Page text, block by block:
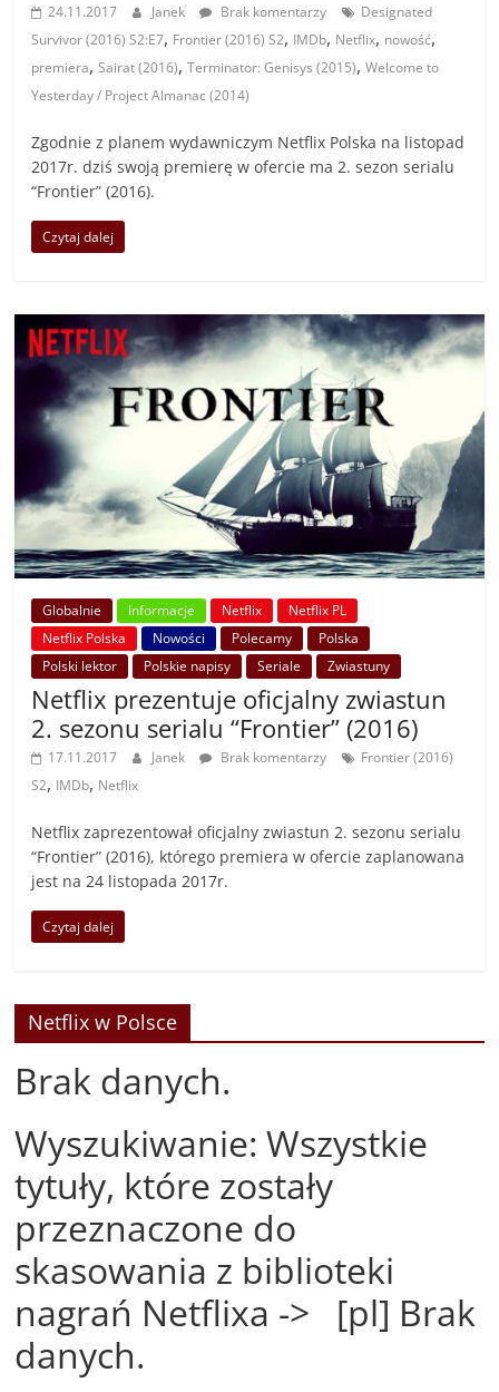
24.11.2017 Janek Brak komentarzy
Designated
Survivor (2016) S2:E7, Frontier (2016) S2, IMDb, Netflix, nowość,
premiera,Sairat (2016),Terminator: Genisys (2015),Welcome to
Yesterday / Project Almanac (2014)
Zgodnie z planem wydawniczym Netflix Polska na listopad
2017r. dziś swoją premierę w ofercie ma 2. sezon serialu
“Frontier” (2016).
Czytaj dalej
Globalnie Informacje Netflix
Netflix PL
Netflix Polska
Nowości Polecamy
Polska
Polski lektor
Polskie napisy Seriale Zwiastuny
Netflix prezentuje oficjalny zwiastun
2. sezonu serialu “Frontier” (2016)
17.11.2017 Janek Brak komentarzy
Frontier (2016)
S2, IMDb, Netflix
Netflix zaprezentował oficjalny zwiastun 2. sezonu serialu
“Frontier” (2016), którego premiera w ofercie zaplanowana
jest na 24 listopada 2017r.
Czytaj dalej
Netflix w Polsce
Brak danych.
Wyszukiwanie: Wszystkie
tytuły, które zostały
przeznaczone do
skasowania z biblioteki
nagrań Netflixa -> [pl] Brak
danych.